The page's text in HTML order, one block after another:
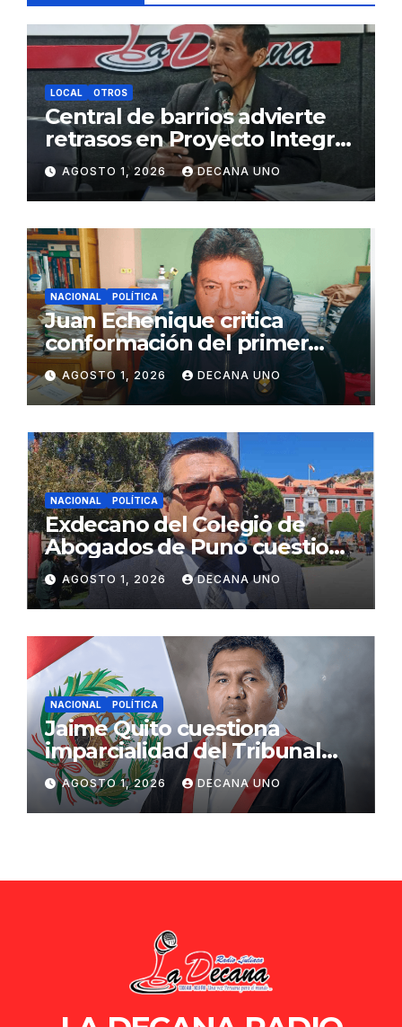
LOCAL OTROS
Central de barrios advierte
retrasos en Proyecto Integral
de Agua y Alcantarillado para
Juliaca
AGOSTO 1, 2026 DECANA UNO
NACIONAL POLÍTICA
Juan Echenique critica
conformación del primer
gabinete ministerial de Keiko
Fujimori
AGOSTO 1, 2026 DECANA UNO
NACIONAL POLÍTICA
Exdecano del Colegio de
Abogados de Puno cuestiona
propuestas sobre seguridad
ciudadana
AGOSTO 1, 2026 DECANA UNO
NACIONAL POLÍTICA
Jaime Quito cuestiona
imparcialidad del Tribunal
Constitucional tras liberación
de Ollanta Humala
AGOSTO 1, 2026 DECANA UNO